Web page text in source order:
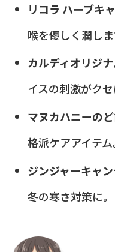
リコラ ハーブキ
喉を優しく潤しま
カルディオリジ
イスの刺激がクセ
マヌカハニーのど
格派ケアアイテム
ジンジャーキャン
冬の寒さ対策に。